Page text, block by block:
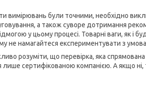
вимірювань були точними, необхідно
а також суворе дотримання
у цьому процесі. Товарні ваги, як і
не намагайтеся експериментувати з
розуміти, що перевірка, яка спрямована
лише сертифікованою компанією. А якщо